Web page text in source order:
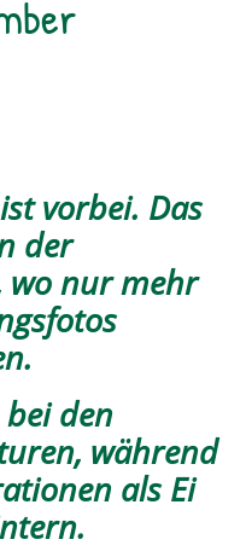
vorbei. Das
der
wo nur mehr
den
während
als Ei